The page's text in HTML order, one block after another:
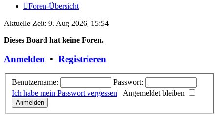
Foren-Übersicht
Aktuelle Zeit: 9. Aug 2026, 15:54
Dieses Board hat keine Foren.
Anmelden • Registrieren
Benutzername:
Passwort:
Ich habe mein Passwort vergessen | Angemeldet bleiben